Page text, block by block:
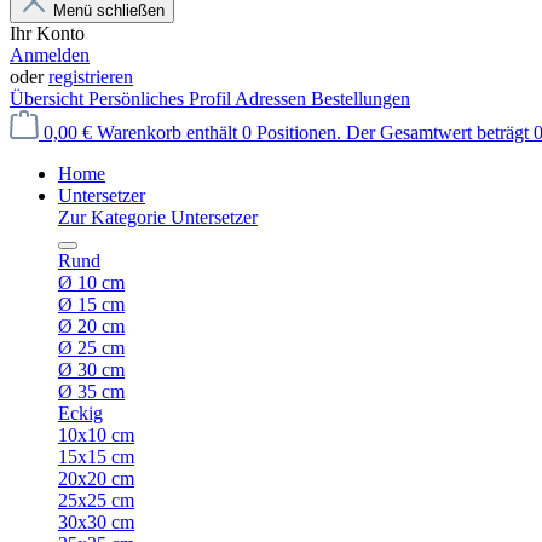
Menü schließen
Ihr Konto
Anmelden
oderregistrieren
Übersicht Persönliches Profil Adressen Bestellungen
0,00 € Warenkorb enthält 0 Positionen. Der Gesamtwert beträgt
Home
Untersetzer
Zur Kategorie Untersetzer
Rund
Ø 10 cm
Ø 15 cm
Ø 20 cm
Ø 25 cm
Ø 30 cm
Ø 35 cm
Eckig
10x10 cm
15x15 cm
20x20 cm
25x25 cm
30x30 cm